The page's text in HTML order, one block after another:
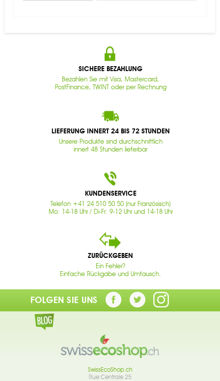
SICHERE BEZAHLUNG
Bezahlen Sie mit Visa, Mastercard,
PostFinance, TWINT oder per Rechnung
LIEFERUNG INNERT 24 BIS 72 STUNDEN
Unsere Produkte sind durchschnittlich
innert 48 Stunden lieferbar
KUNDENSERVICE
Telefon +41 24 510 50 50 (nur Französisch)
Mo: 14-18 Uhr / Di-Fr: 9-12 Uhr und 14-18 Uhr
ZURÜCKGEBEN
Ein Fehler?
Einfache Rückgabe und Umtausch.
FOLGEN SIE UNS
SwissEcoShop.ch
Rue Centrale 25